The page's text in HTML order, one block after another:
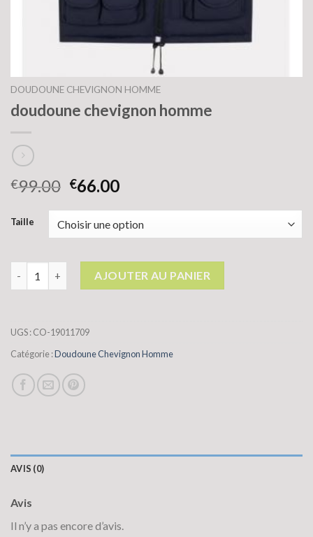
DOUDOUNE CHEVIGNON HOMME
doudoune chevignon homme
€99.00 €66.00
Taille
quantité de doudoune chevignon homme
AJOUTER AU PANIER
UGS :CO-19011709
Catégorie :Doudoune Chevignon Homme
AVIS (0)
Avis
Il n’y a pas encore d’avis.